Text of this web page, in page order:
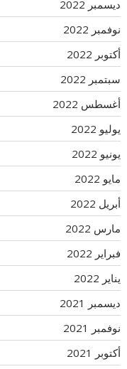
ديسمبر 2022
نوفمبر 2022
أكتوبر 2022
سبتمبر 2022
أغسطس 2022
يوليو 2022
يونيو 2022
مايو 2022
أبريل 2022
مارس 2022
فبراير 2022
يناير 2022
ديسمبر 2021
نوفمبر 2021
أكتوبر 2021